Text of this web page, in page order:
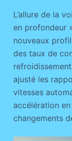
L’allure de la
en profondeur
nouveaux
des taux de
ajusté les
vitesses
accélération
changements